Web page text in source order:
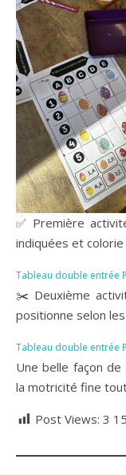
✅ Première
indiquées et
Tableau double entrée
✂️ Deuxième
positionne selon
Tableau double entrée
Une belle façon
la motricité fine
Post Views: 3